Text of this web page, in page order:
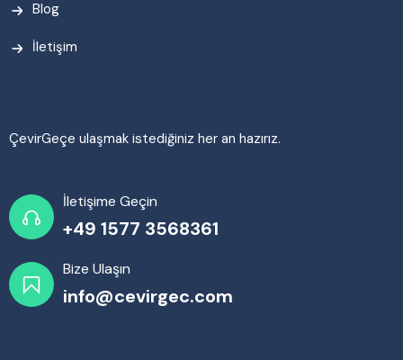
Blog
İletişim
ÇevirGeçe ulaşmak istediğiniz her an hazırız.
İletişime Geçin
+49 1577 3568361
Bize Ulaşın
info@cevirgec.com